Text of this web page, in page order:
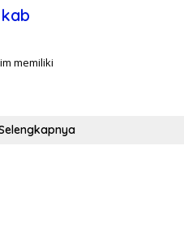
memiliki